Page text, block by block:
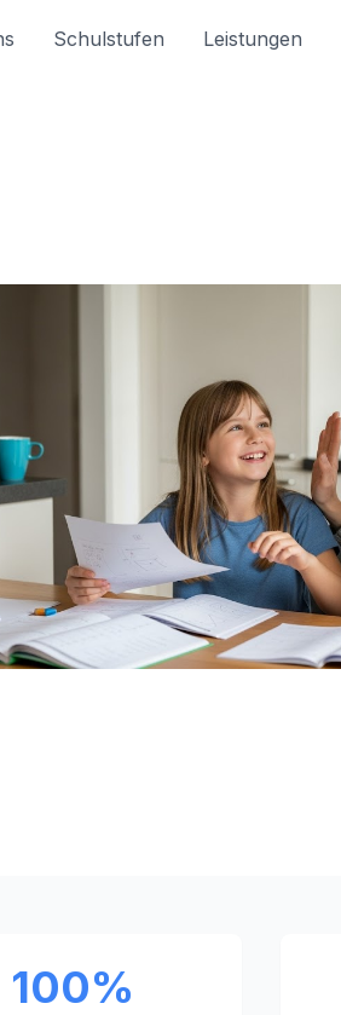
Schulstufen Leistungen
100%